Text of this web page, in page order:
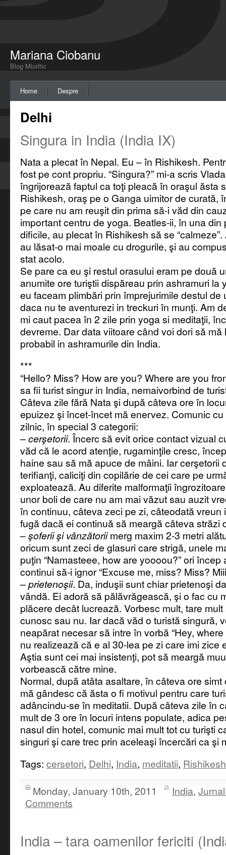
Mariana Ciobanu
Blog Mioritic
Home Despre
Delhi
Singura in India (India IX)
Nata a plecat în Nepal. Eu – în Rishikesh.
fost pe cont propriu. “Singura?” mi-a scris
îngrijorează faptul ca toţi pleacă în oraşul ăsta
Rishikesh, oraş pe o Ganga uimitor de curată,
pe care nu am reuşit din prima să-i văd din
important centru de yoga. Beatles-ii, în una din
dificile, au plecat în Rishikesh să se
au lăsat-o mai moale cu drogurile, şi au
stat acolo.
Se pare ca eu şi restul orasului eram pe două
anumite ore turiştii dispăreau prin ashramuri la
eu faceam plimbări prin împrejurimile destul de
daca nu te aventurezi in treckuri în munţi. Am
mi caut pacea în 2 zile prin yoga si meditaţii,
devreme. Dar data viitoare când voi dori să mă
probabil in ashramurile din India.
***
“Hello? Miss? How are you? Where are you
sa fii turist singur in India, nemaivorbind de
Câteva zile fără Nata şi după câteva ore în
epuizez şi încet-încet mă enervez. Comunic
zilnic, în special 3 categorii:
–cerşetorii. Încerc să evit orice contact vizual
văd că le acord atenţie, rugaminţile cresc,
haine sau să mă apuce de mâini. Iar cerşetorii
terifianţi, caliciţi din copilărie de cei care pe
exploatează. Au diferite malformaţii
unor boli de care nu am mai văzut sau auzit
în continuu, câteva zeci pe zi, câteodată vreun
fugă dacă ei continuă să meargă câteva străzi
–şoferii şi vânzătoriimerg maxim 2-3 metri
oricum sunt zeci de glasuri care strigă, unele
puţin “Namasteee, how are yoooou?” ori
continui să-i ignor “Excuse me, miss? Miss?
–prietenoşii. Da, induşii sunt chiar prietenoşi
vândă. Ei adoră să pălăvrăgească, şi o fac cu
plăcere decât lucrează. Vorbesc mult, tare
cunosc sau nu. Iar dacă văd o turistă singură,
neapărat necesar să intre în vorbă “Hey,
nu realizează că e al 30-lea pe zi care imi zice
Aştia sunt cei mai insistenţi, pot să meargă
vorbească către mine.
Normal, după atâta asaltare, în câteva ore simt
mă gândesc că ăsta o fi motivul pentru care
adâncindu-se în meditatii. După câteva zile în
mult de 3 ore în locuri intens populate, adica
nasul din hotel, comunic mai mult tot cu turişti
singuri şi care trec prin aceleaşi încercări ca şi
Tags: cersetori, Delhi, India, meditatii, Rishikesh
Monday, January 10th, 2011
India,
Comments
India – tara oamenilor fericiti